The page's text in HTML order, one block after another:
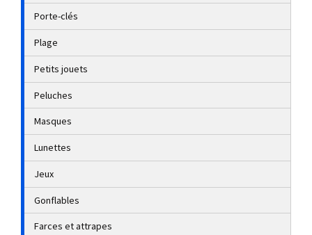
Porte-clés
Plage
Petits jouets
Peluches
Masques
Lunettes
Jeux
Gonflables
Farces et attrapes